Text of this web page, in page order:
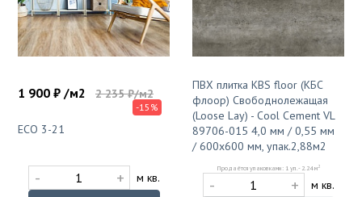
1 900 ₽ /м2 2 235 ₽/м2
-15%
ECO 3-21
- +
м кв.
ПВХ плитка KBS floor (КБС
флоор) Свободнолежащая
(Loose Lay) - Cool Cement VL
89706-015 4,0 мм / 0,55 мм
/ 600х600 мм, упак.2,88м2
Продаётся упаковками: 1 уп. - 2.24 м2
- +
м кв.